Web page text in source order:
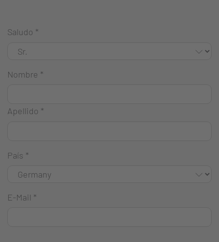
Saludo *
Nombre *
Apellido *
País *
E-Mail *